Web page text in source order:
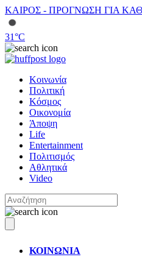
ΚΑΙΡΟΣ - ΠΡΟΓΝΩΣΗ ΓΙΑ
31°C
Κοινωνία
Πολιτική
Κόσμος
Οικονομία
Άποψη
Life
Entertainment
Πολιτισμός
Αθλητικά
Video
ΚΟΙΝΩΝΙΑ